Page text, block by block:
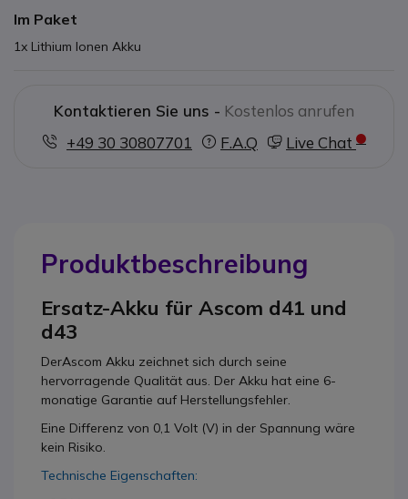
Im Paket
1x Lithium Ionen Akku
Kontaktieren Sie uns - Kostenlos anrufen
+49 30 30807701
F.A.Q Live Chat
Produktbeschreibung
Ersatz-Akku für Ascom d41 und
d43
DerAscom Akku zeichnet sich durch seine
hervorragende Qualität aus. Der Akku hat eine 6-
monatige Garantie auf Herstellungsfehler.
Eine Differenz von 0,1 Volt (V) in der Spannung wäre
kein Risiko.
Technische Eigenschaften: